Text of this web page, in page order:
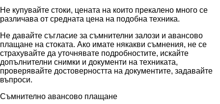
Не купувайте стоки, цената на които прекалено много се
различава от средната цена на подобна техника.
Не давайте съгласие за съмнителни залози и авансово
плащане на стоката. Ако имате някакви съмнения, не се
страхувайте да уточнявате подробностите, искайте
допълнителни снимки и документи на техниката,
проверявайте достоверността на документите, задавайте
въпроси.
Съмнително авансово плащане